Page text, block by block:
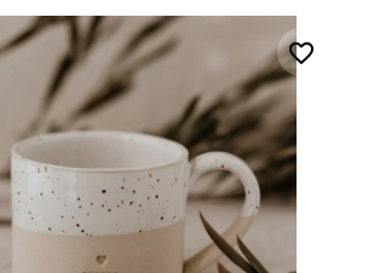
favorite_border